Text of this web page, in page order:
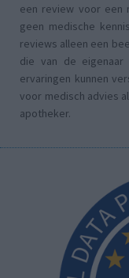
een review voor een
geen medische
reviews alleen een
die van de
ervaringen kunnen
voor medisch advies
apotheker.